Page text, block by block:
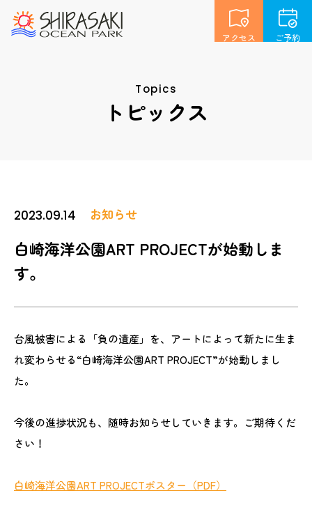
アクセス ご予約
Topics
トピックス
2023.09.14 お知らせ
白崎海洋公園ART PROJECTが始動しま
す。
台風被害による「負の遺産」を、アートによって新たに生ま
れ変わらせる“白崎海洋公園ART PROJECT”が始動しまし
た。
今後の進捗状況も、随時お知らせしていきます。ご期待くだ
さい！
白崎海洋公園ART PROJECTポスター（PDF）